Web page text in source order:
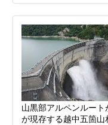
山黒部アルペンルー
が現存する越中五箇山